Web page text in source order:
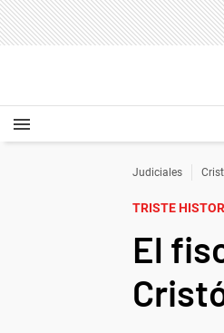
Judiciales
TRISTE
El